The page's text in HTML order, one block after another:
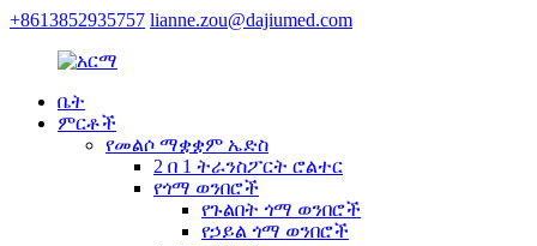
+8613852935757 lianne.zou@dajiumed.com
ቤት
ምርቶች
የመልሶ ማቋቋም ኤድስ
2 በ 1 ትራንስፖርት ሮልተር
የጎማ ወንበሮች
የጉልበት ጎማ ወንበሮች
የኃይል ጎማ ወንበሮች